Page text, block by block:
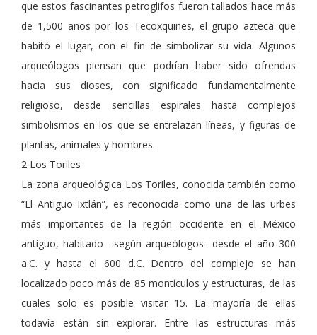
que estos fascinantes petroglifos fueron tallados hace más
de 1,500 años por los Tecoxquines, el grupo azteca que
habitó el lugar, con el fin de simbolizar su vida. Algunos
arqueólogos piensan que podrían haber sido ofrendas
hacia sus dioses, con significado fundamentalmente
religioso, desde sencillas espirales hasta complejos
simbolismos en los que se entrelazan líneas, y figuras de
plantas, animales y hombres.
2 Los Toriles
La zona arqueológica Los Toriles, conocida también como
“El Antiguo Ixtlán”, es reconocida como una de las urbes
más importantes de la región occidente en el México
antiguo, habitado –según arqueólogos- desde el año 300
a.C. y hasta el 600 d.C. Dentro del complejo se han
localizado poco más de 85 montículos y estructuras, de las
cuales solo es posible visitar 15. La mayoría de ellas
todavía están sin explorar. Entre las estructuras más